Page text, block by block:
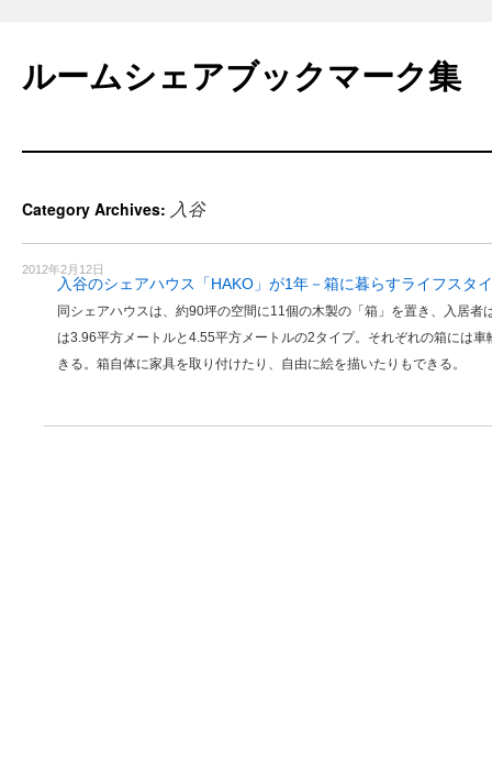
content
ルームシェアブックマーク集
Category Archives: 入谷
2012年2月12日
入谷のシェアハウス「HAKO」が1年－箱に暮らすライフスタ
同シェアハウスは、約90坪の空間に11個の木製の「箱」を置き、入居者
は3.96平方メートルと4.55平方メートルの2タイプ。それぞれの箱には
きる。箱自体に家具を取り付けたり、自由に絵を描いたりもできる。